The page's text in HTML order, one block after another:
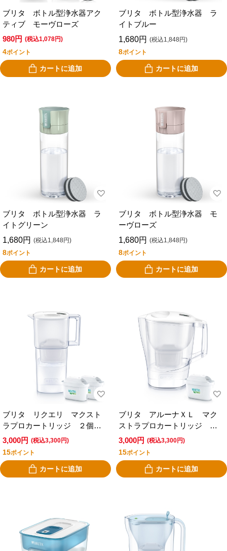
ブリタ ボトル型浄水器アク
ティブ モーヴローズ
980円 (税込1,078円)
4ポイント
カートに追加
ブリタ ボトル型浄水器 ラ
イトブルー
1,680円 (税込1,848円)
8ポイント
カートに追加
ブリタ ボトル型浄水器 ラ
イトグリーン
1,680円 (税込1,848円)
8ポイント
カートに追加
ブリタ ボトル型浄水器 モ
ーヴローズ
1,680円 (税込1,848円)
8ポイント
カートに追加
ブリタ リクエリ マクスト
ラプロカートリッジ ２個付
き
3,000円 (税込3,300円)
15ポイント
カートに追加
ブリタ アルーナＸＬ マク
ストラプロカートリッジ １
個付き
3,000円 (税込3,300円)
15ポイント
カートに追加